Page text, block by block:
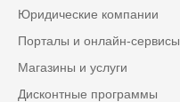
Юридические компании
Порталы и онлайн-сервисы
Магазины и услуги
Дисконтные программы